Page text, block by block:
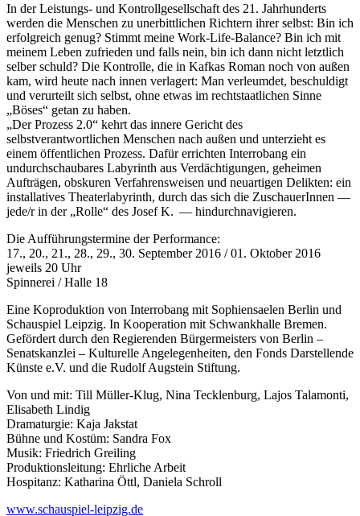
In der Leistungs- und Kontrollgesellschaft des 21. Jahrhunderts
werden die Menschen zu unerbittlichen Richtern ihrer selbst: Bin ich
erfolgreich genug? Stimmt meine Work-Life-Balance? Bin ich mit
meinem Leben zufrieden und falls nein, bin ich dann nicht letztlich
selber schuld? Die Kontrolle, die in Kafkas Roman noch von außen
kam, wird heute nach innen verlagert: Man verleumdet, beschuldigt
und verurteilt sich selbst, ohne etwas im rechtstaatlichen Sinne
„Böses“ getan zu haben.
„Der Prozess 2.0“ kehrt das innere Gericht des
selbstverantwortlichen Menschen nach außen und unterzieht es
einem öffentlichen Prozess. Dafür errichten Interrobang ein
undurchschaubares Labyrinth aus Verdächtigungen, geheimen
Aufträgen, obskuren Verfahrensweisen und neuartigen Delikten: ein
installatives Theaterlabyrinth, durch das sich die ZuschauerInnen —
jede/r in der „Rolle“ des Josef K. — hindurchnavigieren.
Die Aufführungstermine der Performance:
17., 20., 21., 28., 29., 30. September 2016 / 01. Oktober 2016
jeweils 20 Uhr
Spinnerei / Halle 18
Eine Koproduktion von Interrobang mit Sophiensaelen Berlin und
Schauspiel Leipzig. In Kooperation mit Schwankhalle Bremen.
Gefördert durch den Regierenden Bürgermeisters von Berlin –
Senatskanzlei – Kulturelle Angelegenheiten, den Fonds Darstellende
Künste e.V. und die Rudolf Augstein Stiftung.
Von und mit: Till Müller-Klug, Nina Tecklenburg, Lajos Talamonti,
Elisabeth Lindig
Dramaturgie: Kaja Jakstat
Bühne und Kostüm: Sandra Fox
Musik: Friedrich Greiling
Produktionsleitung: Ehrliche Arbeit
Hospitanz: Katharina Öttl, Daniela Schroll
www.schauspiel-leipzig.de